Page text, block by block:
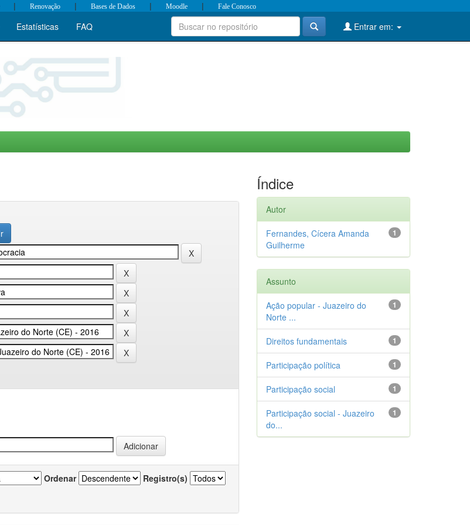
| Renovação | Bases de Dados | Moodle | Fale Conosco
Estatísticas FAQ Entrar em:
Ordenar Registro(s)
Índice
Autor
1
Fernandes, Cícera Amanda
Guilherme
Assunto
1
Ação popular - Juazeiro do
Norte ...
1
Direitos fundamentais
1
Participação política
1
Participação social
1
Participação social - Juazeiro
do...